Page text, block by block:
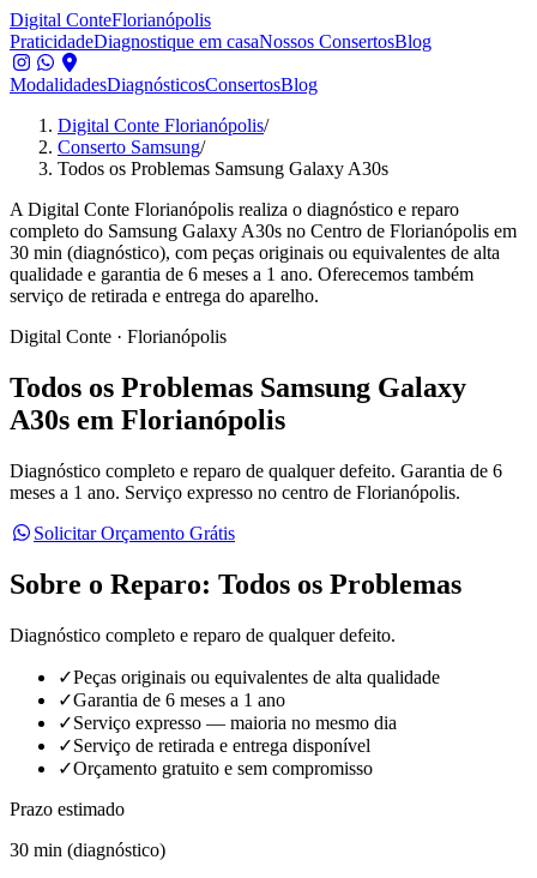
Digital ConteFlorianópolis
PraticidadeDiagnostique em casaNossos ConsertosBlog
ModalidadesDiagnósticosConsertosBlog
Digital Conte Florianópolis/
Conserto Samsung/
Todos os Problemas Samsung Galaxy A30s
A Digital Conte Florianópolis realiza o diagnóstico e reparo
completo do Samsung Galaxy A30s no Centro de Florianópolis em
30 min (diagnóstico), com peças originais ou equivalentes de alta
qualidade e garantia de 6 meses a 1 ano. Oferecemos também
serviço de retirada e entrega do aparelho.
Digital Conte · Florianópolis
Todos os Problemas Samsung Galaxy
A30s em Florianópolis
Diagnóstico completo e reparo de qualquer defeito. Garantia de 6
meses a 1 ano. Serviço expresso no centro de Florianópolis.
Solicitar Orçamento Grátis
Sobre o Reparo: Todos os Problemas
Diagnóstico completo e reparo de qualquer defeito.
✓Peças originais ou equivalentes de alta qualidade
✓Garantia de 6 meses a 1 ano
✓Serviço expresso — maioria no mesmo dia
✓Serviço de retirada e entrega disponível
✓Orçamento gratuito e sem compromisso
Prazo estimado
30 min (diagnóstico)